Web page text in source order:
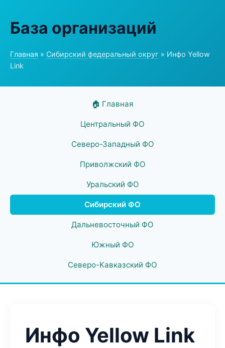
База организаций
Главная » Сибирский федеральный округ » Инфо Yellow
Link
🏠 Главная
Центральный ФО
Северо-Западный ФО
Приволжский ФО
Уральский ФО
Сибирский ФО
Дальневосточный ФО
Южный ФО
Северо-Кавказский ФО
Инфо Yellow Link